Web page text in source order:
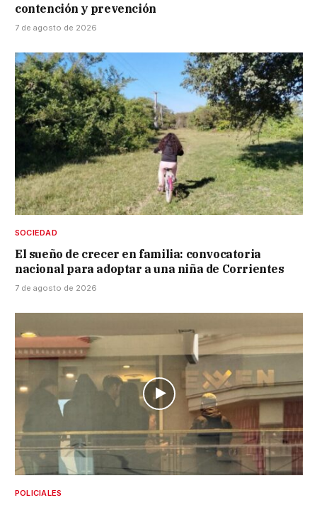
contención y prevención
7 de agosto de 2026
SOCIEDAD
El sueño de crecer en familia: convocatoria
nacional para adoptar a una niña de Corrientes
7 de agosto de 2026
POLICIALES